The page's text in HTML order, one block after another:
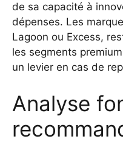
de sa capacité à
dépenses. Les
Lagoon ou Excess,
les segments
un levier en cas de
Analyse